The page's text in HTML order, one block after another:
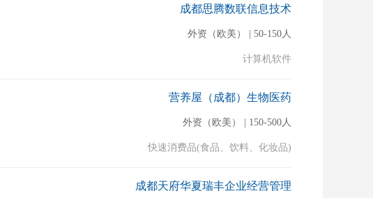
成都思腾数联信息技术
外资（欧美） | 50-150人
计算机软件
营养屋（成都）生物医药
外资（欧美） | 150-500人
快速消费品(食品、饮料、化妆品)
成都天府华夏瑞丰企业经营管理